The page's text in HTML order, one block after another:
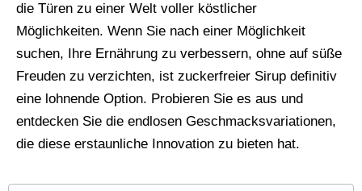
die Türen zu einer Welt voller köstlicher
Möglichkeiten. Wenn Sie nach einer Möglichkeit
suchen, Ihre Ernährung zu verbessern, ohne auf süße
Freuden zu verzichten, ist zuckerfreier Sirup definitiv
eine lohnende Option. Probieren Sie es aus und
entdecken Sie die endlosen Geschmacksvariationen,
die diese erstaunliche Innovation zu bieten hat.